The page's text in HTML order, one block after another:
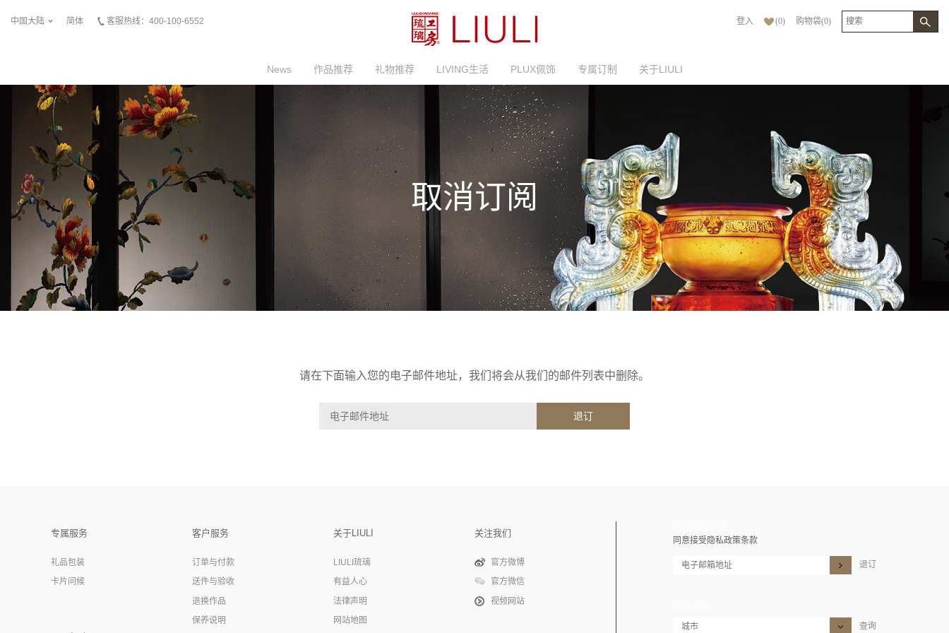
中国大陆 简体 客服热线：400-100-6552 登入 (0) 购物袋(0)
News 作品推荐 礼物推荐 LIVING生活 PLUX佩饰 专属订制 关于LIULI
取消订阅
请在下面输入您的电子邮件地址，我们将会从我们的邮件列表中删除。
退订
专属服务
礼品包装
卡片问候
客户服务
订单与付款
送件与验收
退换作品
保养说明
关于LIULI
LIULI琉璃
有益人心
法律声明
网站地图
关注我们
官方微博
官方微信
视频网站
同意接受隐私政策条款
退订
查询